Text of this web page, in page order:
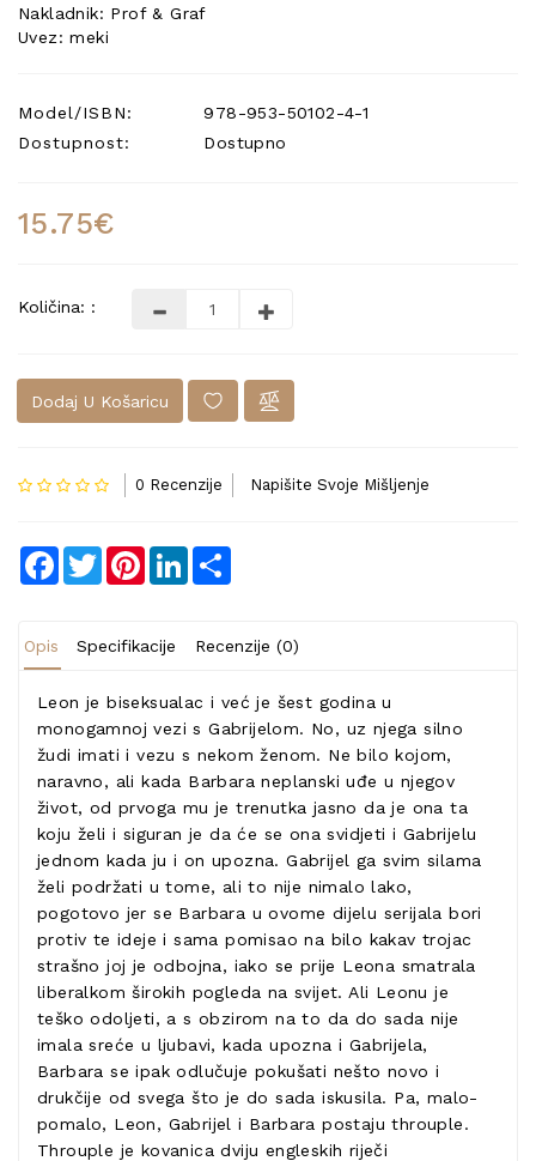
Nakladnik: Prof & Graf
Uvez: meki
Model/ISBN:
978-953-50102-4-1
Dostupnost:
Dostupno
15.75€
Količina: :
Dodaj U Košaricu
0 Recenzije Napišite Svoje Mišljenje
Facebook
TwitterPinterestLinkedIn
Opis Specifikacije Recenzije (0)
Leon je biseksualac i već je šest godina u
monogamnoj vezi s Gabrijelom. No, uz njega silno
žudi imati i vezu s nekom ženom. Ne bilo kojom,
naravno, ali kada Barbara neplanski uđe u njegov
život, od prvoga mu je trenutka jasno da je ona ta
koju želi i siguran je da će se ona svidjeti i Gabrijelu
jednom kada ju i on upozna. Gabrijel ga svim silama
želi podržati u tome, ali to nije nimalo lako,
pogotovo jer se Barbara u ovome dijelu serijala bori
protiv te ideje i sama pomisao na bilo kakav trojac
strašno joj je odbojna, iako se prije Leona smatrala
liberalkom širokih pogleda na svijet. Ali Leonu je
teško odoljeti, a s obzirom na to da do sada nije
imala sreće u ljubavi, kada upozna i Gabrijela,
Barbara se ipak odlučuje pokušati nešto novo i
drukčije od svega što je do sada iskusila. Pa, malo-
pomalo, Leon, Gabrijel i Barbara postaju throuple.
Throuple je kovanica dviju engleskih riječi